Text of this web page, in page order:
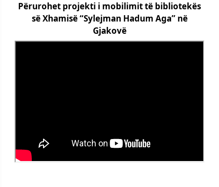
Përurohet projekti i mobilimit të bibliotekës
së Xhamisë “Sylejman Hadum Aga” në
Gjakovë